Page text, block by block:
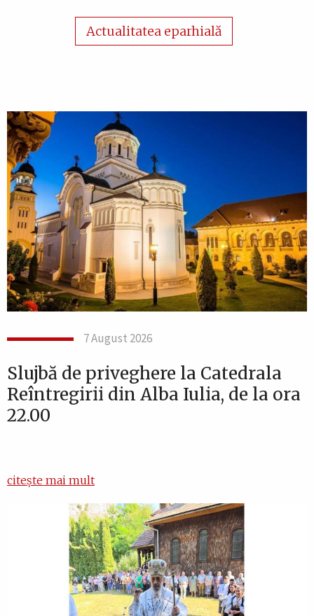
Actualitatea eparhială
7 August 2026
Slujbă de priveghere la Catedrala
Reîntregirii din Alba Iulia, de la ora
22.00
citește mai mult